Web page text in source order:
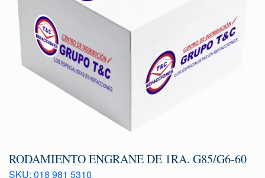
RODAMIENTO ENGRANE DE 1RA. G85/G6-60
SKU: 018 981 5310